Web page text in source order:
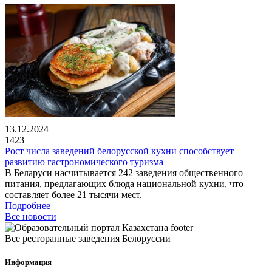
13.12.2024
1423
Рост числа заведений белорусской кухни способствует
развитию гастрономического туризма
В Беларуси насчитывается 242 заведения общественного
питания, предлагающих блюда национальной кухни, что
составляет более 21 тысячи мест.
Подробнее
Все новости
Все ресторанные заведения Белоруссии
Информация